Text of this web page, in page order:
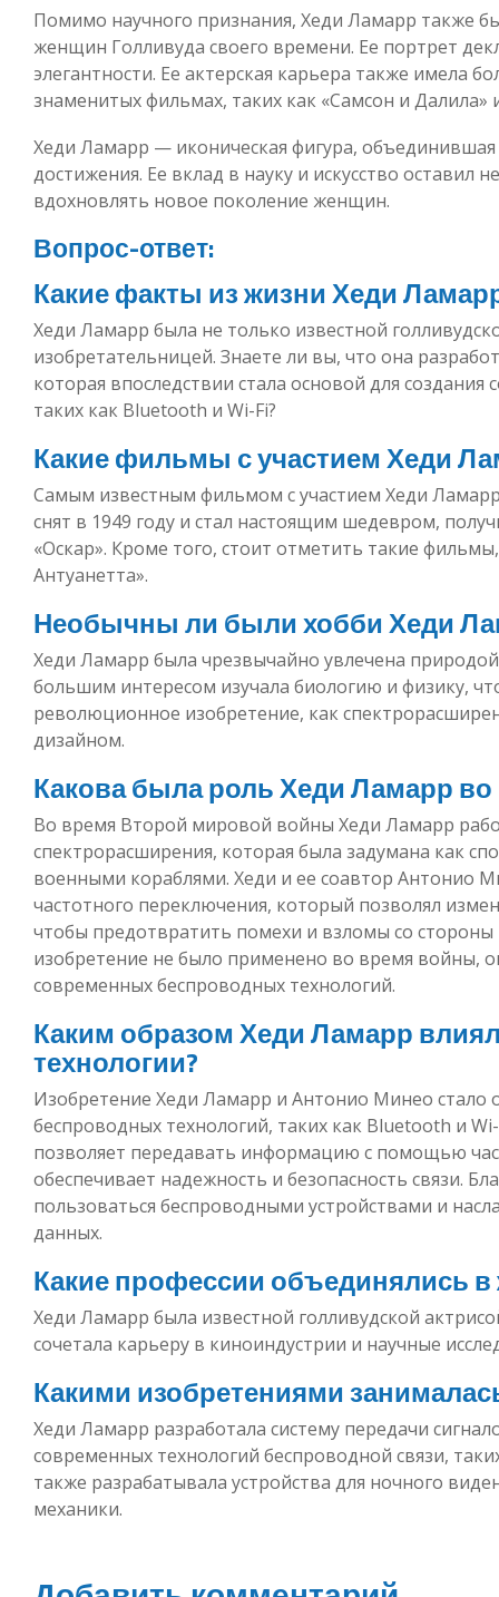
Помимо научного признания, Хеди Ламарр также
женщин Голливуда своего времени. Ее портрет
элегантности. Ее актерская карьера также имела
знаменитых фильмах, таких как «Самсон и Далила»
Хеди Ламарр — иконическая фигура, объединившая
достижения. Ее вклад в науку и искусство оставил
вдохновлять новое поколение женщин.
Вопрос-ответ:
Какие факты из жизни Хеди
Хеди Ламарр была не только известной
изобретательницей. Знаете ли вы, что она
которая впоследствии стала основой для
таких как Bluetooth и Wi-Fi?
Какие фильмы с участием Хеди
Самым известным фильмом с участием Хеди
снят в 1949 году и стал настоящим шедевром,
«Оскар». Кроме того, стоит отметить такие
Антуанетта».
Необычны ли были хобби Хеди
Хеди Ламарр была чрезвычайно увлечена
большим интересом изучала биологию и физику,
революционное изобретение, как
дизайном.
Какова была роль Хеди Ламарр
Во время Второй мировой войны Хеди Ламарр
спектрорасширения, которая была задумана как
военными кораблями. Хеди и ее соавтор Антонио
частотного переключения, который позволял
чтобы предотвратить помехи и взломы со стороны
изобретение не было применено во время войны,
современных беспроводных технологий.
Каким образом Хеди Ламарр
технологии?
Изобретение Хеди Ламарр и Антонио Минео стало
беспроводных технологий, таких как Bluetooth и
позволяет передавать информацию с помощью
обеспечивает надежность и безопасность связи.
пользоваться беспроводными устройствами и
данных.
Какие профессии объединялись
Хеди Ламарр была известной голливудской
сочетала карьеру в киноиндустрии и научные
Какими изобретениями
Хеди Ламарр разработала систему передачи
современных технологий беспроводной связи,
также разрабатывала устройства для ночного
механики.